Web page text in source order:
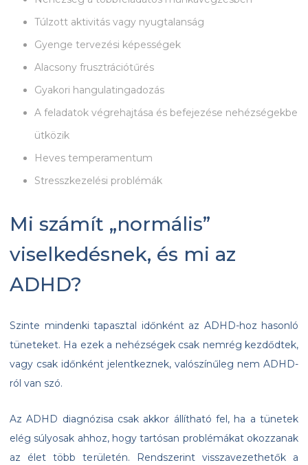
Túlzott aktivitás vagy nyugtalanság
Gyenge tervezési képességek
Alacsony frusztrációtűrés
Gyakori hangulatingadozás
A feladatok végrehajtása és befejezése nehézségekbe
ütközik
Heves temperamentum
Stresszkezelési problémák
Mi számít „normális”
viselkedésnek, és mi az
ADHD?
Szinte mindenki tapasztal időnként az ADHD-hoz hasonló
tüneteket. Ha ezek a nehézségek csak nemrég kezdődtek,
vagy csak időnként jelentkeznek, valószínűleg nem ADHD-
ról van szó.
Az ADHD diagnózisa csak akkor állítható fel, ha a tünetek
elég súlyosak ahhoz, hogy tartósan problémákat okozzanak
az élet több területén. Rendszerint visszavezethetők a